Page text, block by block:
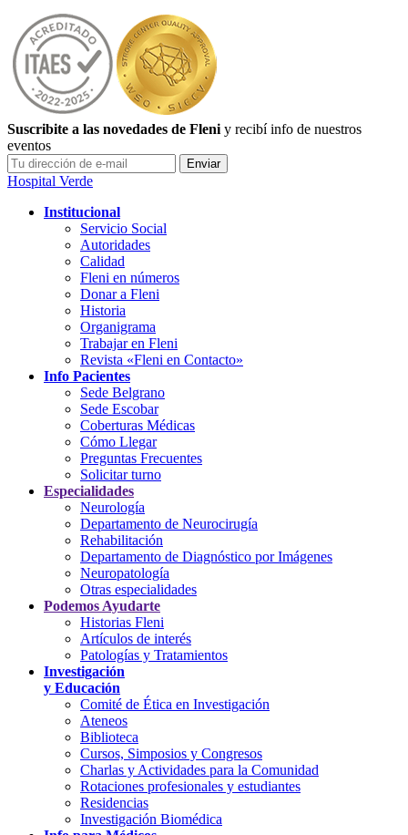
Suscribite a las novedades de Fleni y recibí info de nuestros
eventos
Hospital Verde
Institucional
Servicio Social
Autoridades
Calidad
Fleni en números
Donar a Fleni
Historia
Organigrama
Trabajar en Fleni
Revista «Fleni en Contacto»
Info Pacientes
Sede Belgrano
Sede Escobar
Coberturas Médicas
Cómo Llegar
Preguntas Frecuentes
Solicitar turno
Especialidades
Neurología
Departamento de Neurocirugía
Rehabilitación
Departamento de Diagnóstico por Imágenes
Neuropatología
Otras especialidades
Podemos Ayudarte
Historias Fleni
Artículos de interés
Patologías y Tratamientos
Investigación
y Educación
Comité de Ética en Investigación
Ateneos
Biblioteca
Cursos, Simposios y Congresos
Charlas y Actividades para la Comunidad
Rotaciones profesionales y estudiantes
Residencias
Investigación Biomédica